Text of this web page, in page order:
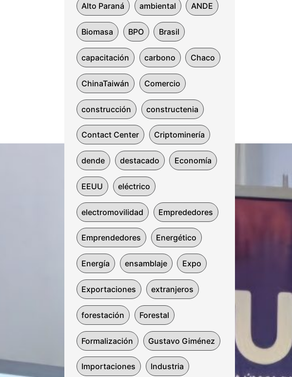
Alto Paraná ambiental ANDE
Biomasa BPO Brasil
capacitación carbono Chaco
ChinaTaiwán Comercio
construcción constructenia
Contact Center Criptominería
dende destacado Economía
EEUU eléctrico
electromovilidad Emprededores
Emprendedores Energético
Energía ensamblaje Expo
Exportaciones extranjeros
forestación Forestal
Formalización Gustavo Giménez
Importaciones Industria